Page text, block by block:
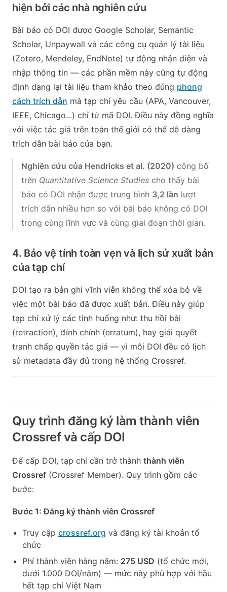
hiện bởi các nhà nghiên cứu
Bài báo có DOI được Google Scholar, Semantic
Scholar, Unpaywall và các công cụ quản lý tài liệu
(Zotero, Mendeley, EndNote) tự động nhận diện và
nhập thông tin — các phần mềm này cũng tự động
định dạng lại tài liệu tham khảo theo đúng phong
cách trích dẫn mà tạp chí yêu cầu (APA, Vancouver,
IEEE, Chicago...) chỉ từ mã DOI. Điều này đồng nghĩa
với việc tác giả trên toàn thế giới có thể dễ dàng
trích dẫn bài báo của bạn.
Nghiên cứu của Hendricks et al. (2020) công bố
trên Quantitative Science Studies cho thấy bài
báo có DOI nhận được trung bình 3,2 lần lượt
trích dẫn nhiều hơn so với bài báo không có DOI
trong cùng lĩnh vực và cùng giai đoạn thời gian.
4. Bảo vệ tính toàn vẹn và lịch sử xuất bản
của tạp chí
DOI tạo ra bản ghi vĩnh viễn không thể xóa bỏ về
việc một bài báo đã được xuất bản. Điều này giúp
tạp chí xử lý các tình huống như: thu hồi bài
(retraction), đính chính (erratum), hay giải quyết
tranh chấp quyền tác giả — vì mỗi DOI đều có lịch
sử metadata đầy đủ trong hệ thống Crossref.
Quy trình đăng ký làm thành viên
Crossref và cấp DOI
Để cấp DOI, tạp chí cần trở thành thành viên
Crossref (Crossref Member). Quy trình gồm các
bước:
Bước 1: Đăng ký thành viên Crossref
Truy cập crossref.org và đăng ký tài khoản tổ
chức
Phí thành viên hàng năm: 275 USD (tổ chức mới,
dưới 1.000 DOI/năm) — mức này phù hợp với hầu
hết tạp chí Việt Nam